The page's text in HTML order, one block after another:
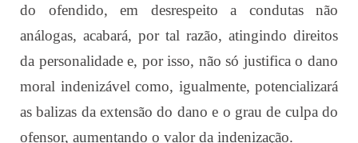
do ofendido, em desrespeito a condutas não
análogas, acabará, por tal razão, atingindo direitos
da personalidade e, por isso, não só justifica o dano
moral indenizável como, igualmente, potencializará
as balizas da extensão do dano e o grau de culpa do
ofensor, aumentando o valor da indenização.